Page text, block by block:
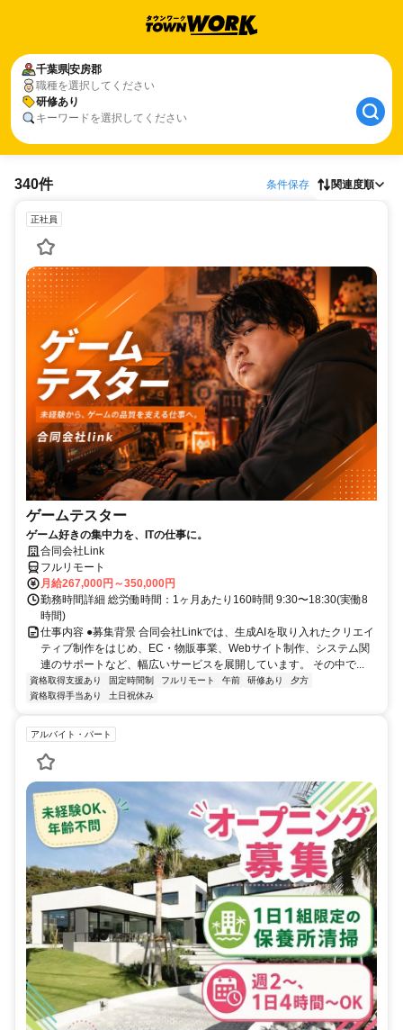
千葉県安房郡
職種を選択してください
研修あり
キーワードを選択してください
340件 条件保存 関連度順
正社員
ゲームテスター
ゲーム好きの集中力を、ITの仕事に。
合同会社Link
フルリモート
月給267,000円～350,000円
勤務時間詳細 総労働時間：1ヶ月あたり160時間 9:30〜18:30(実働8
時間)
仕事内容 ●募集背景 合同会社Linkでは、生成AIを取り入れたクリエイ
ティブ制作をはじめ、EC・物販事業、Webサイト制作、システム関
連のサポートなど、幅広いサービスを展開しています。 その中で...
資格取得支援あり 固定時間制 フルリモート 午前 研修あり
夕方
資格取得手当あり
土日祝休み
アルバイト・パート